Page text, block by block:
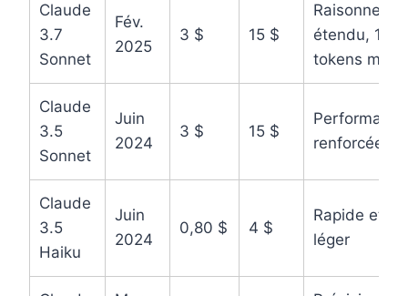
Claude
3.7
Sonnet
Fév.
2025
3 $ 15 $
étendu,
tokens max
Claude
3.5
Sonnet
Juin
2024
3 $ 15 $
renforcées
Claude
3.5
Haiku
Juin
2024
0,80 $ 4 $
Rapide et
léger